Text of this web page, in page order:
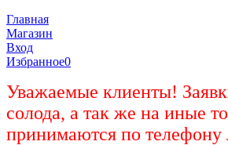
Главная
Магазин
Вход
Избранное0
Уважаемые клиенты!
солода, а так же на иные
принимаются по телефону